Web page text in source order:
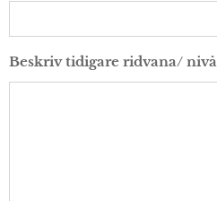
Beskriv tidigare ridvana/ nivå